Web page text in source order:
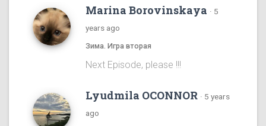
Marina Borovinskaya · 5
years ago
Зима. Игра вторая
Next Episode, please !!!
Lyudmila OCONNOR · 5 years
ago